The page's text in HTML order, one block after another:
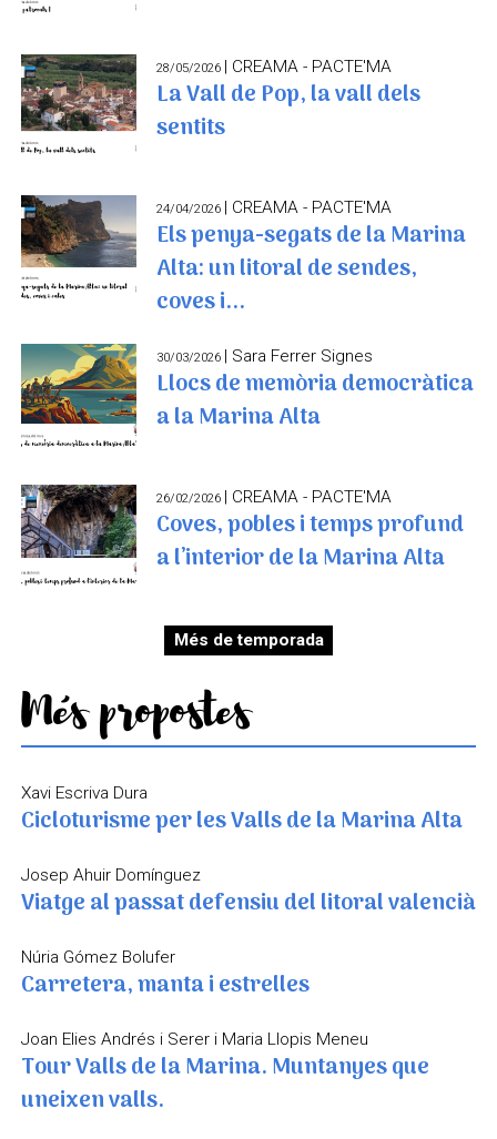
28/05/2026 | CREAMA - PACTE'MA
La Vall de Pop, la vall dels
sentits
24/04/2026 | CREAMA - PACTE'MA
Els penya-segats de la Marina
Alta: un litoral de sendes,
coves i...
30/03/2026 | Sara Ferrer Signes
Llocs de memòria democràtica
a la Marina Alta
26/02/2026 | CREAMA - PACTE'MA
Coves, pobles i temps profund
a l’interior de la Marina Alta
Més de temporada
Més propostes
Xavi Escriva Dura
Cicloturisme per les Valls de la Marina Alta
Josep Ahuir Domínguez
Viatge al passat defensiu del litoral valencià
Núria Gómez Bolufer
Carretera, manta i estrelles
Joan Elies Andrés i Serer i Maria Llopis Meneu
Tour Valls de la Marina. Muntanyes que
uneixen valls.